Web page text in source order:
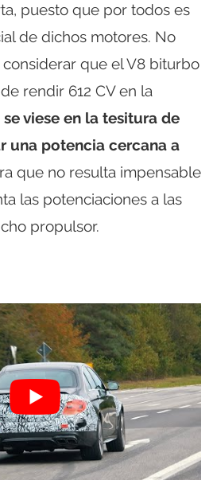
puesto que por todos es
de dichos motores. No
que el V8 biturbo
rendir 612 CV en la
se viese en la tesitura de
una potencia cercana a
que no resulta impensable
las potenciaciones a las
propulsor.